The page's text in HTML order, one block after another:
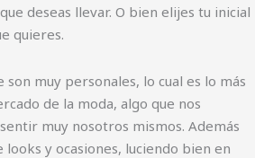
deseas llevar. O bien elijes tu inicial
quieres.
son muy personales, lo cual es lo más
de la moda, algo que nos
muy nosotros mismos. Además
looks y ocasiones, luciendo bien en